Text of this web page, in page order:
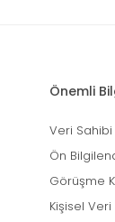
Önemli
Veri Sahibi
Ön
Görüşme
Kişisel